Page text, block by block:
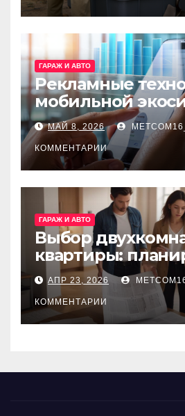
ГАРАЖ И АВТО
Рекламные
мобильной
ключевые
принципы
МАЙ 8, 2026
КОММЕНТАРИИ
ГАРАЖ И АВТО
Выбор
квартиры:
состояние
проверка
АПР 23, 2026
КОММЕНТАРИИ